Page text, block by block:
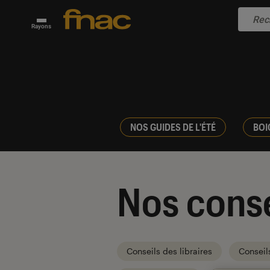
Rayons
NOS GUIDES DE L'ÉTÉ
Nos
Conseils des libraires